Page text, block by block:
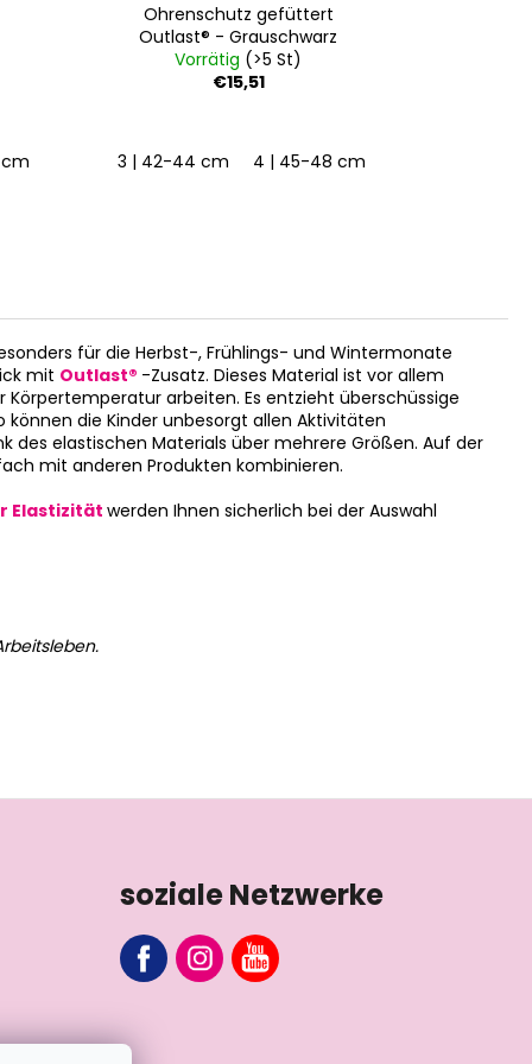
6 | 54-57 cm
Schwarz
Vorrätig (>5 St)
€24,90
3 | 42-44 cm 4 | 45-48 cm
für die Herbst-, Frühlings- und Wintermonate
mit Outlast® -Zusatz. Dieses Material ist vor allem
arbeiten. Es entzieht überschüssige
können die Kinder unbesorgt allen Aktivitäten
elastischen Materials über mehrere Größen. Auf der
mit anderen Produkten kombinieren.
Elastizität werden Ihnen sicherlich bei der Auswahl
soziale Netzwerke